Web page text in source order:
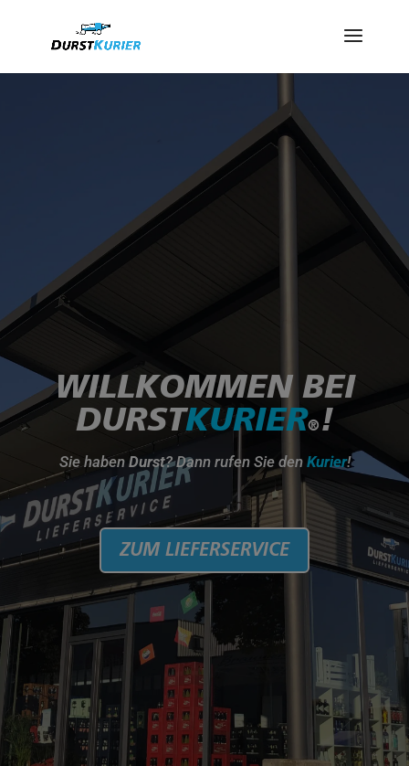
WILLKOMMEN BEI
DURSTKURIER® !
Sie haben Durst? Dann rufen Sie den Kurier!
ZUM LIEFERSERVICE